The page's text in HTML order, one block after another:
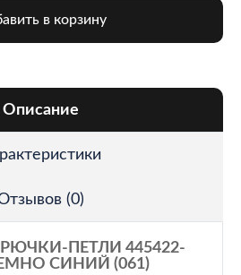
в корзину
Описание
(0)
ПЕТЛИ 445422-
СИНИЙ (061)